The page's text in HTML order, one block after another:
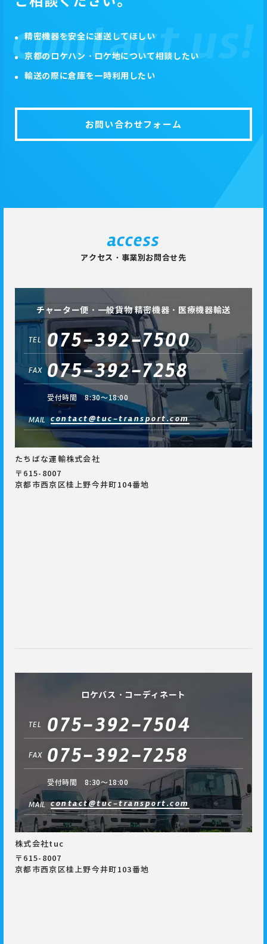
精密機器を安全に運送してほしい
京都のロケハン・ロケ地について相談したい
輸送の際に倉庫を一時利用したい
お問い合わせフォーム
access
アクセス・事業別お問合せ先
チャーター便・一般貨物 精密機器・医療機器輸送
TEL 075-392-7500
FAX 075-392-7258
受付時間 8:30～18:00
MAIL contact@tuc-transport.com
たちばな運輸株式会社
〒615-8007
京都市西京区桂上野今井町104番地
ロケバス・コーディネート
TEL 075-392-7504
FAX 075-392-7258
受付時間 8:30～18:00
MAIL contact@tuc-transport.com
株式会社tuc
〒615-8007
京都市西京区桂上野今井町103番地